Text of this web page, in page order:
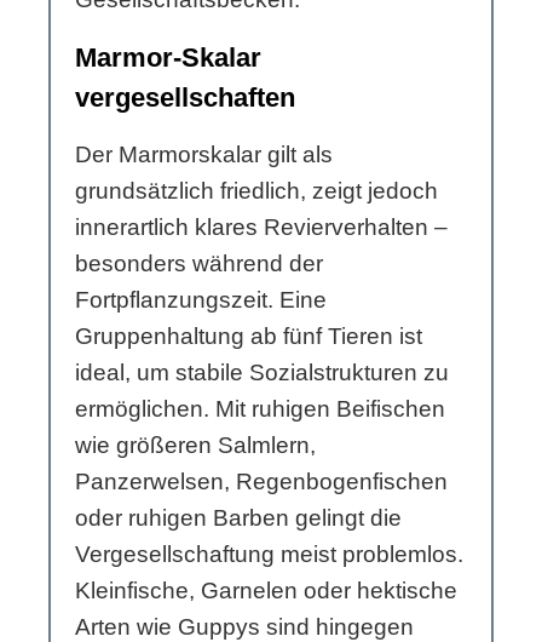
Marmor-Skalar
vergesellschaften
Der Marmorskalar gilt als
grundsätzlich friedlich, zeigt jedoch
innerartlich klares Revierverhalten –
besonders während der
Fortpflanzungszeit. Eine
Gruppenhaltung ab fünf Tieren ist
ideal, um stabile Sozialstrukturen zu
ermöglichen. Mit ruhigen Beifischen
wie größeren Salmlern,
Panzerwelsen, Regenbogenfischen
oder ruhigen Barben gelingt die
Vergesellschaftung meist problemlos.
Kleinfische, Garnelen oder hektische
Arten wie Guppys sind hingegen